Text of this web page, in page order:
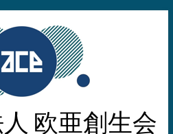
欧亜創生会